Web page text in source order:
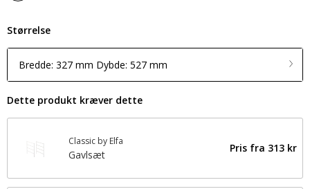
Størrelse
Bredde: 327 mm Dybde: 527 mm
Dette produkt kræver dette
Classic by Elfa
Gavlsæt
Pris fra 313 kr